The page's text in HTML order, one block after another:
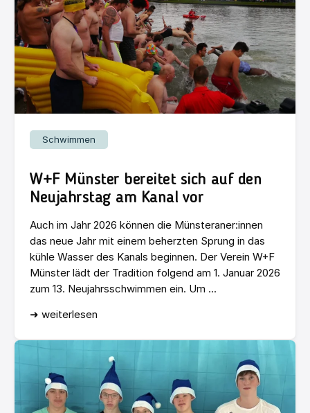
Schwimmen
W+F Münster bereitet sich auf den
Neujahrstag am Kanal vor
Auch im Jahr 2026 können die Münsteraner:innen
das neue Jahr mit einem beherzten Sprung in das
kühle Wasser des Kanals beginnen. Der Verein W+F
Münster lädt der Tradition folgend am 1. Januar 2026
zum 13. Neujahrsschwimmen ein. Um ...
➜ weiterlesen